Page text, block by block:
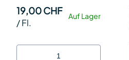
Auf Lager
19,00 CHF
/Fl.